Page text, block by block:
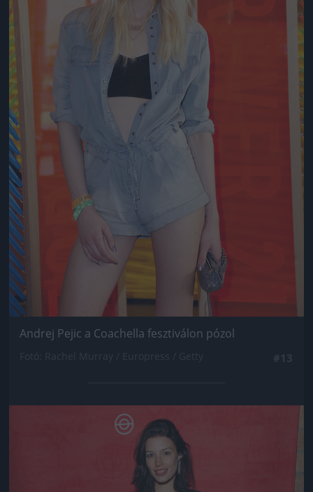
Andrej Pejic a Coachella fesztiválon pózol
Jön még kép!